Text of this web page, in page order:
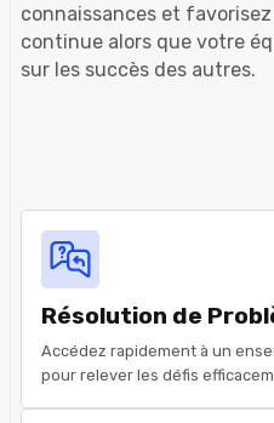
connaissances et
continue alors que votre
sur les succès des autres.
Résolution de
Accédez rapidement à un
pour relever les défis